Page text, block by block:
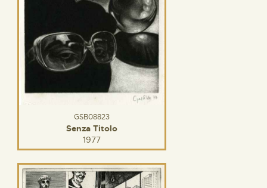
GSB08823
Senza Titolo
1977